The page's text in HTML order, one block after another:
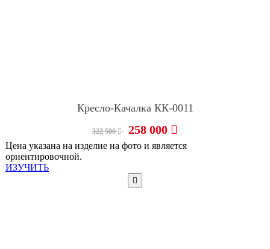
Кресло-Качалка КК-0011
322 500 258 000
Цена указана на изделие на фото и является
ориентировочной.
ИЗУЧИТЬ